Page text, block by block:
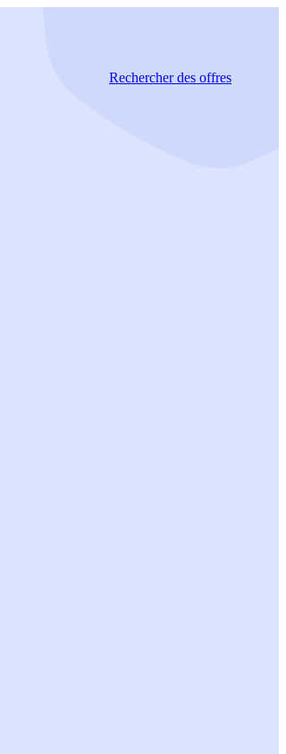
Rechercherdes offres